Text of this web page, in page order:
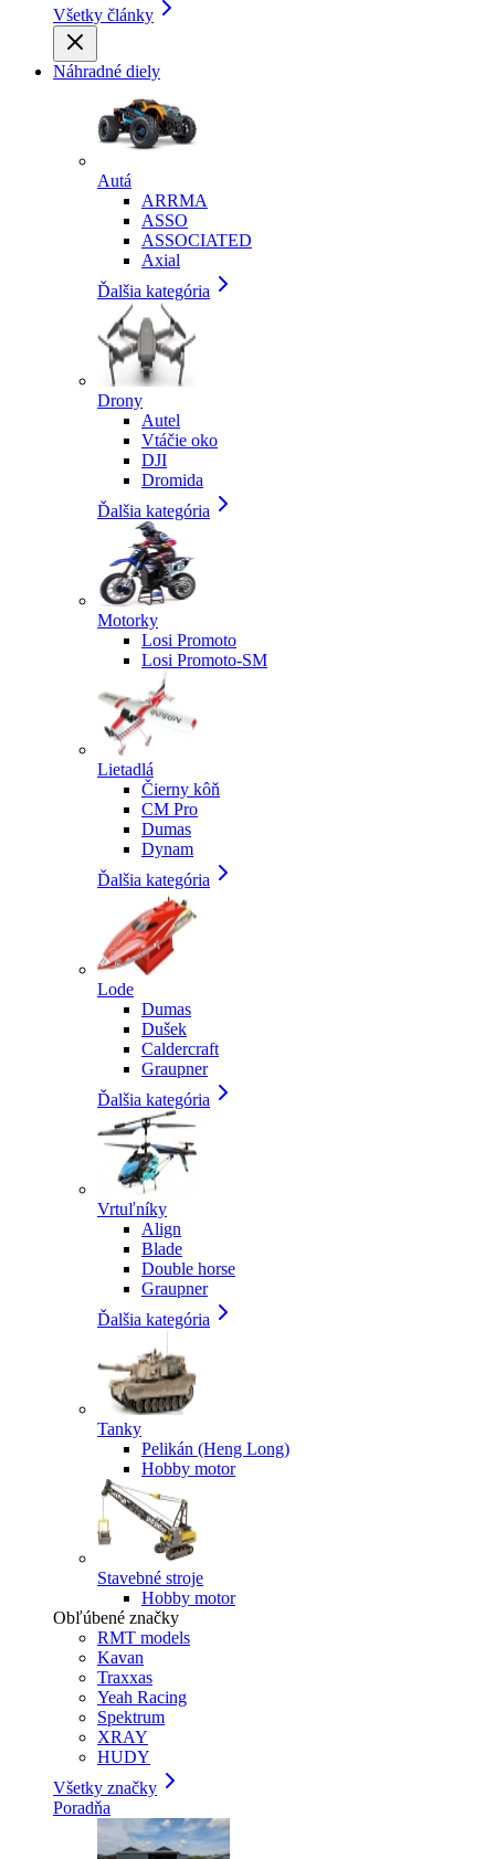
Všetky články
Náhradné diely
Autá
ARRMA
ASSO
ASSOCIATED
Axial
Ďalšia kategória
Drony
Autel
Vtáčie oko
DJI
Dromida
Ďalšia kategória
Motorky
Losi Promoto
Losi Promoto-SM
Lietadlá
Čierny kôň
CM Pro
Dumas
Dynam
Ďalšia kategória
Lode
Dumas
Dušek
Caldercraft
Graupner
Ďalšia kategória
Vrtuľníky
Align
Blade
Double horse
Graupner
Ďalšia kategória
Tanky
Pelikán (Heng Long)
Hobby motor
Stavebné stroje
Hobby motor
Obľúbené značky
RMT models
Kavan
Traxxas
Yeah Racing
Spektrum
XRAY
HUDY
Všetky značky
Poradňa